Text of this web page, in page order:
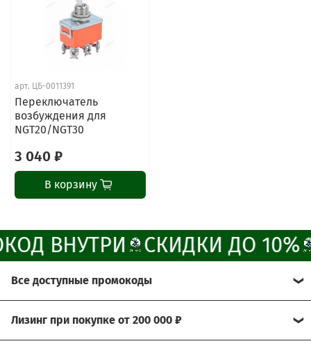
арт. ЦБ-0011391
Переключатель
возбуждения для
NGT20/NGT30
3 040 ₽
В корзину
ВНУТРИ СКИДКИ ДО 10%
Все доступные промокоды
Мы рады предложить Вам возможность
Лизинг при покупке от 200 000 ₽
ChatApp
online
Свяжитесь с нами через любой удобный
Отдел продаж и сервис
Позвонить
Группа Вконтакте
Канал MAX